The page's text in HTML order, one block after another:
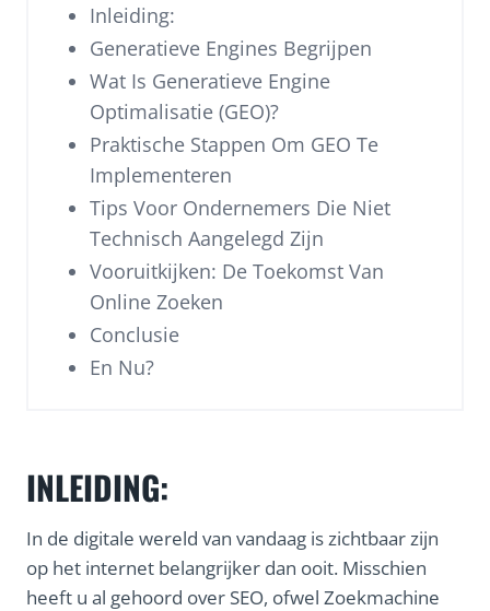
Inleiding:
Generatieve Engines Begrijpen
Wat Is Generatieve Engine
Optimalisatie (GEO)?
Praktische Stappen Om GEO Te
Implementeren
Tips Voor Ondernemers Die Niet
Technisch Aangelegd Zijn
Vooruitkijken: De Toekomst Van
Online Zoeken
Conclusie
En Nu?
INLEIDING:
In de digitale wereld van vandaag is zichtbaar zijn
op het internet belangrijker dan ooit. Misschien
heeft u al gehoord over SEO, ofwel Zoekmachine